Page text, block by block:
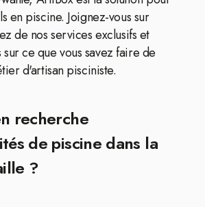
en piscine. Joignez-vous sur
de nos services exclusifs et
ce que vous savez faire de
d'artisan pisciniste.
recherche
de piscine dans la
?